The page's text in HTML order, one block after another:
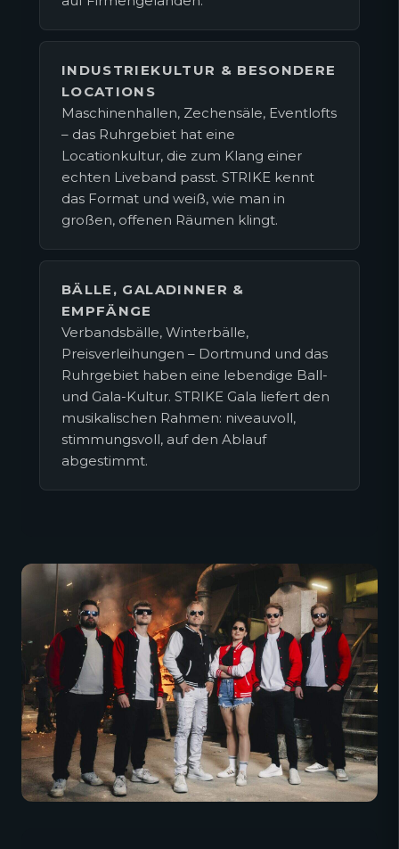
INDUSTRIEKULTUR & BESONDERE
LOCATIONS
Maschinenhallen, Zechensäle, Eventlofts
– das Ruhrgebiet hat eine
Locationkultur, die zum Klang einer
echten Liveband passt. STRIKE kennt
das Format und weiß, wie man in
großen, offenen Räumen klingt.
BÄLLE, GALADINNER &
EMPFÄNGE
Verbandsbälle, Winterbälle,
Preisverleihungen – Dortmund und das
Ruhrgebiet haben eine lebendige Ball-
und Gala-Kultur. STRIKE Gala liefert den
musikalischen Rahmen: niveauvoll,
stimmungsvoll, auf den Ablauf
abgestimmt.